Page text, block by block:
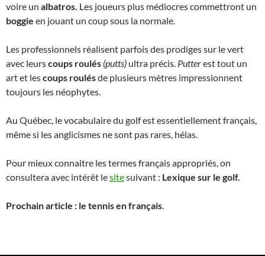
voire un albatros. Les joueurs plus médiocres commettront un
boggie en jouant un coup sous la normale.
Les professionnels réalisent parfois des prodiges sur le vert
avec leurscoups roulés (putts) ultra précis. Putterest tout un
art et lescoups roulésde plusieurs mètres impressionnent
toujours les néophytes.
Au Québec, le vocabulaire du golf est essentiellement français,
même si les anglicismes ne sont pas rares, hélas.
Pour mieux connaitre les termes français appropriés, on
consultera avec intérêt lesitesuivant : Lexique sur le golf.
Prochain article : le tennis en français.